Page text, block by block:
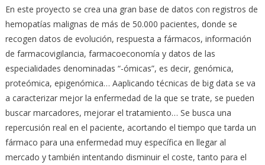
En este proyecto se crea una gran base de datos con registros de
hemopatías malignas de más de 50.000 pacientes, donde se
recogen datos de evolución, respuesta a fármacos, información
de farmacovigilancia, farmacoeconomía y datos de las
especialidades denominadas “-ómicas”, es decir, genómica,
proteómica, epigenómica… Aaplicando técnicas de big data se va
a caracterizar mejor la enfermedad de la que se trate, se pueden
buscar marcadores, mejorar el tratamiento… Se busca una
repercusión real en el paciente, acortando el tiempo que tarda un
fármaco para una enfermedad muy específica en llegar al
mercado y también intentando disminuir el coste, tanto para el